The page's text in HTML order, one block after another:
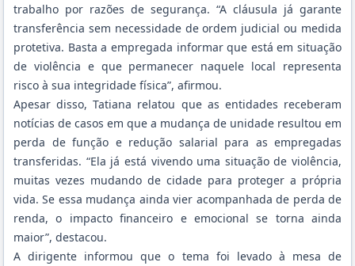
trabalho por razões de segurança. “A cláusula já garante
transferência sem necessidade de ordem judicial ou medida
protetiva. Basta a empregada informar que está em situação
de violência e que permanecer naquele local representa
risco à sua integridade física”, afirmou.
Apesar disso, Tatiana relatou que as entidades receberam
notícias de casos em que a mudança de unidade resultou em
perda de função e redução salarial para as empregadas
transferidas. “Ela já está vivendo uma situação de violência,
muitas vezes mudando de cidade para proteger a própria
vida. Se essa mudança ainda vier acompanhada de perda de
renda, o impacto financeiro e emocional se torna ainda
maior”, destacou.
A dirigente informou que o tema foi levado à mesa de